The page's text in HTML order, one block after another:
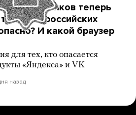
других банков теперь
в российских
И какой браузер
для тех, кто опасается
«Яндекса» и VK
назад